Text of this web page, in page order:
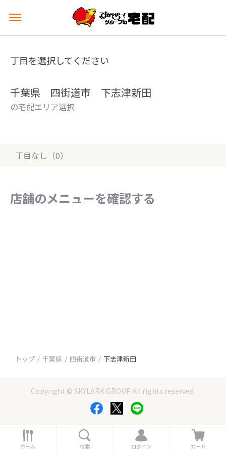
メ
ュ
を
丁目を選択してください
千葉県 四街道市 下志津新田
の宅配エリア選択
丁目なし（0）
店舗のメニューを確認する
トップ 千葉県 四街道市 下志津新田
Copyright © SKYLARK GROUP All rights reserved.
ホ
ー
ホーム 索
検索
ロ
グ
ログイン
カ
ー
カート